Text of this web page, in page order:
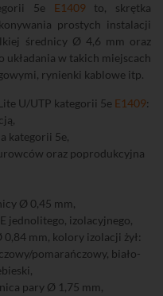
5e E1409to, skrętka
prostych instalacji
średnicy Ø 4,6 mm oraz
układania w takich miejscach
rynienki kablowe itp.
U/UTP kategorii 5e E1409:
kategorii 5e,
oraz poprodukcyjna
Ø 0,45 mm,
jednolitego, izolacyjnego,
mm, kolory izolacji żył:
pomarańczowy, biało-
pary Ø 1,75 mm,